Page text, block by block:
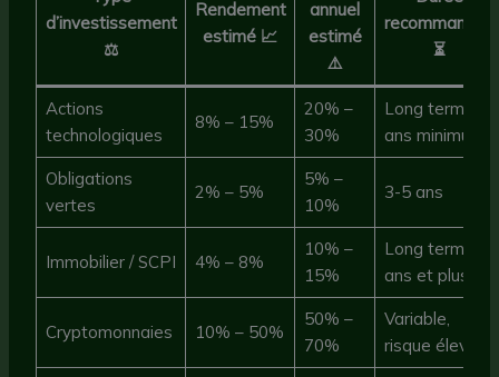
d’investissement
⚖️
Rendement
estimé 📈
annuel
estimé
⚠️
recommandée
⏳
Actions
technologiques
8% – 15%
20% –
30%
Long terme (5
ans minimum)
Obligations
vertes
2% – 5%
5% –
10%
3-5 ans
Immobilier / SCPI 4% – 8%
10% –
15%
Long terme (7
ans et plus)
Cryptomonnaies 10% – 50%
50% –
70%
Variable,
risque élevé